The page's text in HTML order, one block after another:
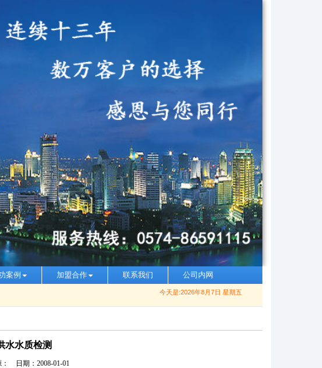
案例 加盟合作 联系我们 公司内网
今天是:2026年8月7日 星期五
水水质检测
日期：2008-01-01